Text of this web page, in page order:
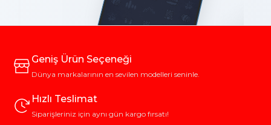
Geniş Ürün Seçeneği
Dünya markalarının en sevilen modelleri seninle.
Hızlı Teslimat
Siparişleriniz için aynı gün kargo fırsatı!